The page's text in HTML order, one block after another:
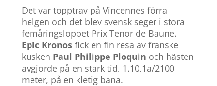
Det var topptrav på Vincennes förra
helgen och det blev svensk seger i stora
femåringsloppet Prix Tenor de Baune.
Epic Kronosfick en fin resa av franske
kusken Paul Philippe Ploquin och hästen
avgjorde på en stark tid, 1.10,1a/2100
meter, på en kletig bana.